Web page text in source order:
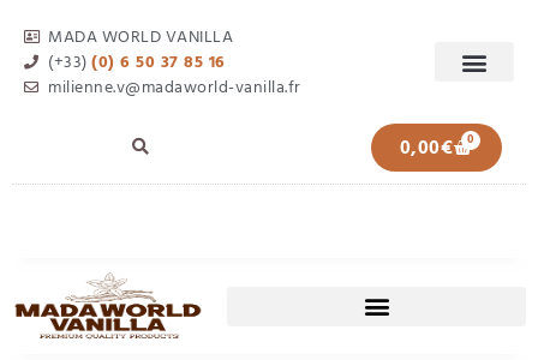
MADA WORLD VANILLA
(+33)(0) 6 50 37 85 16
milienne.v@madaworld-vanilla.fr
0,00€ 0